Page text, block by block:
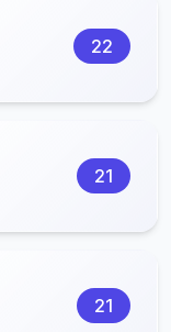
22
21
21